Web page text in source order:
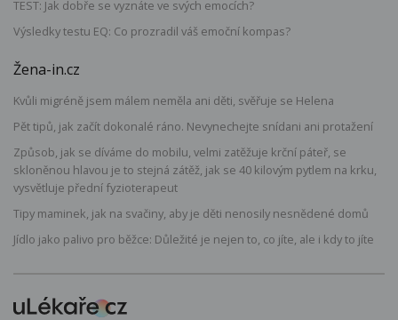
TEST: Jak dobře se vyznáte ve svých emocích?
Výsledky testu EQ: Co prozradil váš emoční kompas?
Žena-in.cz
Kvůli migréně jsem málem neměla ani děti, svěřuje se Helena
Pět tipů, jak začít dokonalé ráno. Nevynechejte snídani ani protažení
Způsob, jak se díváme do mobilu, velmi zatěžuje krční páteř, se
skloněnou hlavou je to stejná zátěž, jak se 40 kilovým pytlem na krku,
vysvětluje přední fyzioterapeut
Tipy maminek, jak na svačiny, aby je děti nenosily nesnědené domů
Jídlo jako palivo pro běžce: Důležité je nejen to, co jíte, ale i kdy to jíte